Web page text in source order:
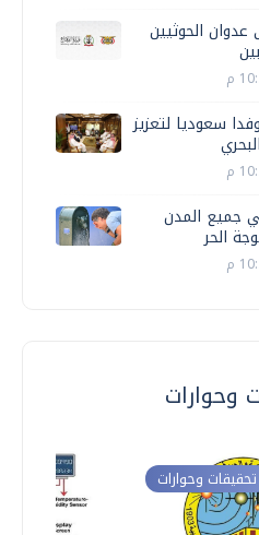
الحوثيين
سعوديا لتعزيز
جميع المدن
الحر
وحوارات
تحقيقات وحوارات